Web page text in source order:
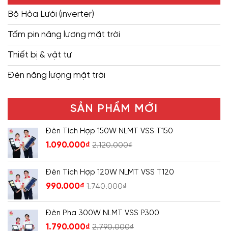
Bộ Hòa Lưới (inverter)
Tấm pin năng lượng mặt trời
Thiết bị & vật tư
Đèn năng lượng mặt trời
SẢN PHẨM MỚI
Đèn Tích Hợp 150W NLMT VSS T150
1.090.000₫ 2.120.000₫
Đèn Tích Hợp 120W NLMT VSS T120
990.000₫ 1.740.000₫
Đèn Pha 300W NLMT VSS P300
1.790.000₫ 2.790.000₫